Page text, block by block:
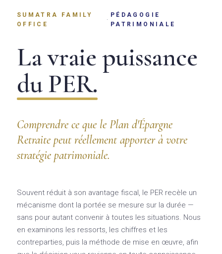
SUMATRA FAMILY
OFFICE
·
PÉDAGOGIE
PATRIMONIALE
La vraie puissance
du PER.
Comprendre ce que le Plan d'Épargne
Retraite peut réellement apporter à votre
stratégie patrimoniale.
Souvent réduit à son avantage fiscal, le PER recèle un
mécanisme dont la portée se mesure sur la durée —
sans pour autant convenir à toutes les situations. Nous
en examinons les ressorts, les chiffres et les
contreparties, puis la méthode de mise en œuvre, afin